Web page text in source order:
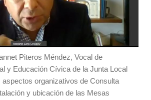
Piteros Méndez, Vocal de
y Educación Cívica de la Junta Local
organizativos de Consulta
y ubicación de las Mesas